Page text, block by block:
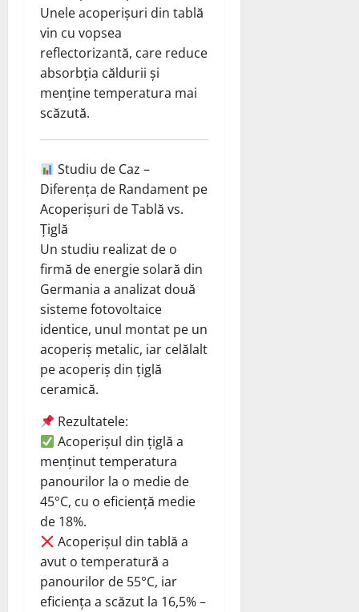
Unele acoperișuri din tablă
vin cu vopsea
reflectorizantă, care reduce
absorbția căldurii și
menține temperatura mai
scăzută.
Studiu de Caz –
Diferența de Randament pe
Acoperișuri de Tablă vs.
Țiglă
Un studiu realizat de o
firmă de energie solară din
Germania a analizat două
sisteme fotovoltaice
identice, unul montat pe un
acoperiș metalic, iar celălalt
pe acoperiș din țiglă
ceramică.
Rezultatele:
Acoperișul din țiglă a
menținut temperatura
panourilor la o medie de
45°C, cu o eficiență medie
de 18%.
Acoperișul din tablă a
avut o temperatură a
panourilor de 55°C, iar
eficiența a scăzut la 16,5% –